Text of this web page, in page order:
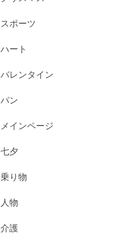
スポーツ
ハート
バレンタイン
パン
メインページ
七夕
乗り物
人物
介護